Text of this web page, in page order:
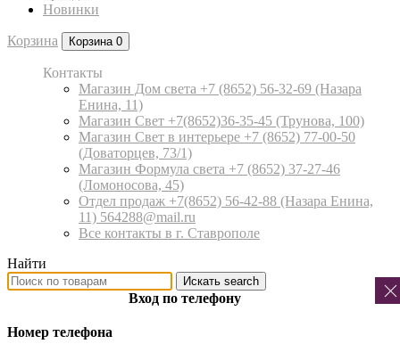
Новинки
Корзина Корзина 0
Контакты
Магазин Дом света +7 (8652) 56-32-69 (Назара
Енина, 11)
Магазин Свет +7(8652)36-35-45 (Трунова, 100)
Магазин Свет в интерьере +7 (8652) 77-00-50
(Доваторцев, 73/1)
Магазин Формула света +7 (8652) 37-27-46
(Ломоносова, 45)
Отдел продаж +7(8652) 56-42-88 (Назара Енина,
11) 564288@mail.ru
Все контакты в г. Ставрополе
Найти
Искать search
Вход по телефону
Номер телефона